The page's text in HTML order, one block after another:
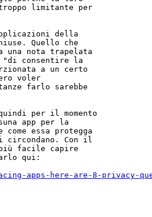
limitante per
della
Quello che
una nota trapelata
"di consentire la
a un certo
voler
farlo sarebbe
per il momento
app per la
essa protegga
circondano. Con il
facile capire
qui:
apps-here-are-8-privacy-